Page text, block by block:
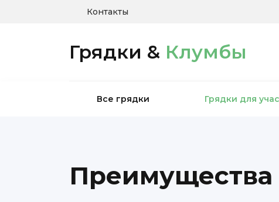
Контакты
Грядки & Клумбы
Все грядки Грядки для